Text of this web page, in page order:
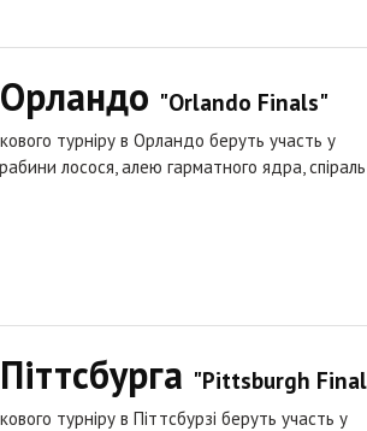
"Orlando Finals"
турніру в Орландо беруть участь у
лосося, алею гарматного ядра, спіраль
"Pittsburgh
турніру в Піттсбурзі беруть участь у